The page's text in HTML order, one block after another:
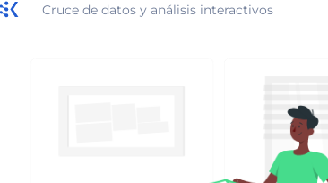
Cruce de datos y análisis interactivos